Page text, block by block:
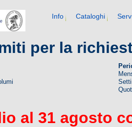
Info Cataloghi
per la
al 31 agosto